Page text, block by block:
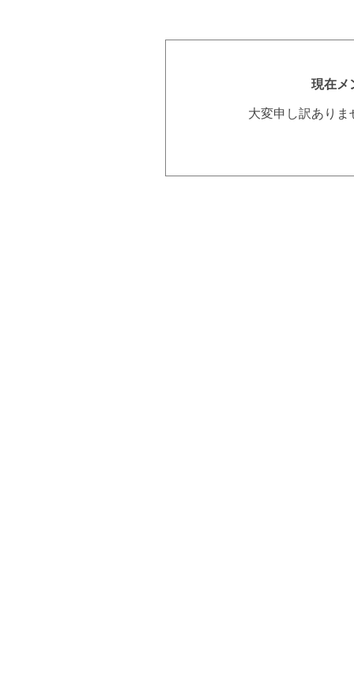
現在メ
大変申し訳あり